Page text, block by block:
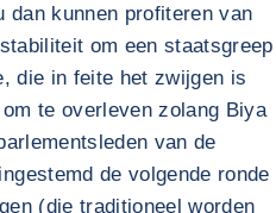
dan kunnen profiteren van
om een staatsgreep
die in feite het zwijgen is
te overleven zolang Biya
van de
de volgende ronde
(die traditioneel worden